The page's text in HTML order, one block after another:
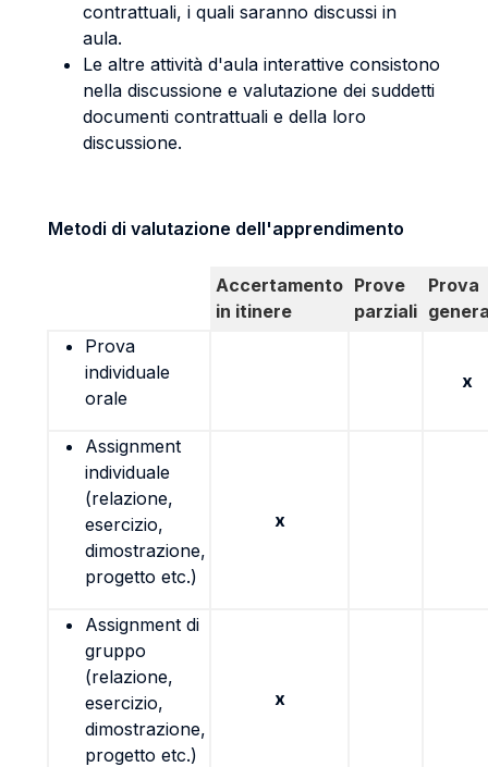
contrattuali, i quali saranno discussi in
aula.
Le altre attività d'aula interattive consistono
nella discussione e valutazione dei suddetti
documenti contrattuali e della loro
discussione.
Metodi di valutazione dell'apprendimento
Accertamento
in itinere
Prove
parziali
Prova
Prova
individuale
orale
x
Assignment
individuale
(relazione,
esercizio,
dimostrazione,
progetto etc.)
x
Assignment di
gruppo
(relazione,
esercizio,
dimostrazione,
progetto etc.)
x